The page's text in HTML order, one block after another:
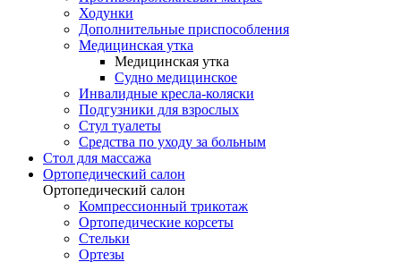
Ходунки
Дополнительные приспособления
Медицинская утка
Медицинская утка
Судно медицинское
Инвалидные кресла-коляски
Подгузники для взрослых
Стул туалеты
Средства по уходу за больным
Cтол для массажа
Ортопедический салон
Ортопедический салон
Компрессионный трикотаж
Ортопедические корсеты
Стельки
Ортезы